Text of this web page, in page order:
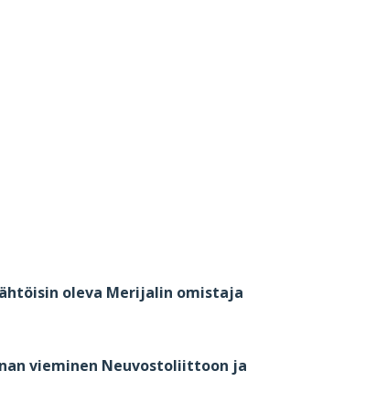
oleva Merijalin omistaja
vieminen Neuvostoliittoon ja